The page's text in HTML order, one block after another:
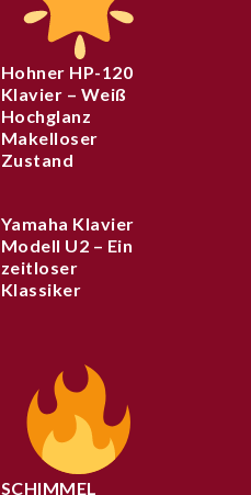
Hohner HP-120
Klavier – Weiß
Hochglanz
Makelloser
Zustand
Yamaha Klavier
Modell U2 – Ein
zeitloser
Klassiker
SCHIMMEL